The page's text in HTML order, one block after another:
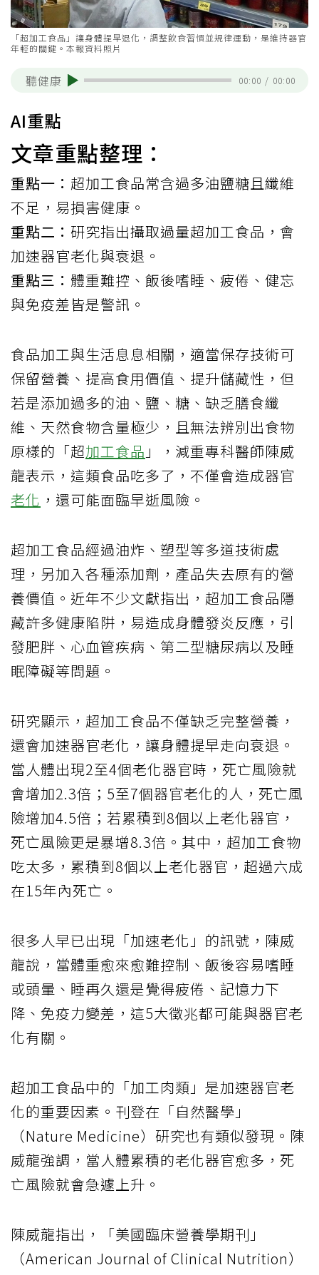
「超加工食品」讓身體提早退化，調整飲食習慣並規律運動，是維持器官
年輕的關鍵。本報資料照片
聽健康 00:00 / 00:00
AI重點
文章重點整理：
重點一： 超加工食品常含過多油鹽糖且纖維
不足，易損害健康。
重點二： 研究指出攝取過量超加工食品，會
加速器官老化與衰退。
重點三： 體重難控、飯後嗜睡、疲倦、健忘
與免疫差皆是警訊。
食品加工與生活息息相關，適當保存技術可
保留營養、提高食用價值、提升儲藏性，但
若是添加過多的油、鹽、糖、缺乏膳食纖
維、天然食物含量極少，且無法辨別出食物
原樣的「超加工食品 」，減重專科醫師陳威
龍表示，這類食品吃多了，不僅會造成器官
老化 ，還可能面臨早逝風險。
超加工食品經過油炸、塑型等多道技術處
理，另加入各種添加劑，產品失去原有的營
養價值。近年不少文獻指出，超加工食品隱
藏許多健康陷阱，易造成身體發炎反應，引
發肥胖、心血管疾病、第二型糖尿病以及睡
眠障礙等問題。
研究顯示，超加工食品不僅缺乏完整營養，
還會加速器官老化，讓身體提早走向衰退。
當人體出現2至4個老化器官時，死亡風險就
會增加2.3倍；5至7個器官老化的人，死亡風
險增加4.5倍；若累積到8個以上老化器官，
死亡風險更是暴增8.3倍。其中，超加工食物
吃太多，累積到8個以上老化器官，超過六成
在15年內死亡。
很多人早已出現「加速老化」的訊號，陳威
龍說，當體重愈來愈難控制、飯後容易嗜睡
或頭暈、睡再久還是覺得疲倦、記憶力下
降、免疫力變差，這5大徵兆都可能與器官老
化有關。
超加工食品中的「加工肉類」是加速器官老
化的重要因素。刊登在「自然醫學」
（Nature Medicine）研究也有類似發現。陳
威龍強調，當人體累積的老化器官愈多，死
亡風險就會急遽上升。
陳威龍指出，「美國臨床營養學期刊」
（American Journal of Clinical Nutrition）